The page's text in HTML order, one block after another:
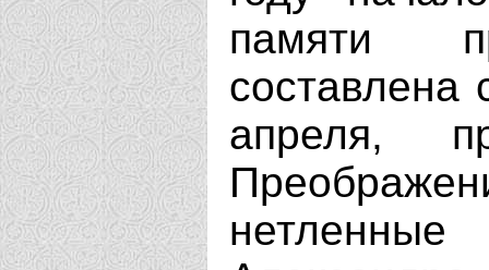
памяти
составлена
апреля,